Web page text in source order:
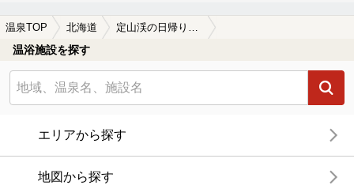
温泉TOP 北海道 定山渓の日帰り温泉、スーパー銭湯おすすめ
温浴施設を探す
エリアから探す
地図から探す